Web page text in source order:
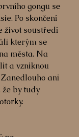
gongu se
Po skončení
život soustředí
kterým se
města. Na
a vzniknou
ani
že by tudy